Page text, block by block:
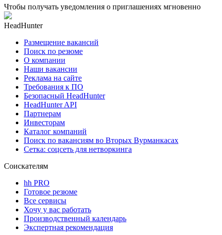
Чтобы получать уведомления о приглашениях мгновенно
HeadHunter
Размещение вакансий
Поиск по резюме
О компании
Наши вакансии
Реклама на сайте
Требования к ПО
Безопасный HeadHunter
HeadHunter API
Партнерам
Инвесторам
Каталог компаний
Поиск по вакансиям во Вторых Вурманкасах
Сетка: соцсеть для нетворкинга
Соискателям
hh PRO
Готовое резюме
Все сервисы
Хочу у вас работать
Производственный календарь
Экспертная рекомендация